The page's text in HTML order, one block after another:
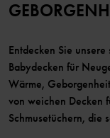
Entdecken Sie
Babydecken für
Wärme,
von weichen Decken
Schmusetüchern, die